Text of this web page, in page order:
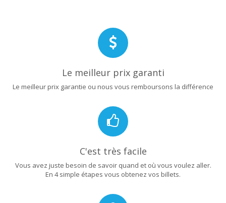
Le meilleur prix garanti
Le meilleur prix garantie ou nous vous remboursons la différence
C'est très facile
Vous avez juste besoin de savoir quand et où vous voulez aller.
En 4 simple étapes vous obtenez vos billets.